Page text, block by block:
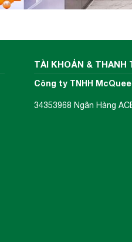
TÀI KHOẢN & THANH
Công ty TNHH
34353968 Ngân Hàng